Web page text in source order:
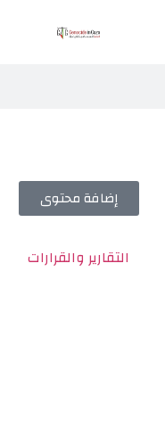
إضافة محتوى
التقارير والقرارات